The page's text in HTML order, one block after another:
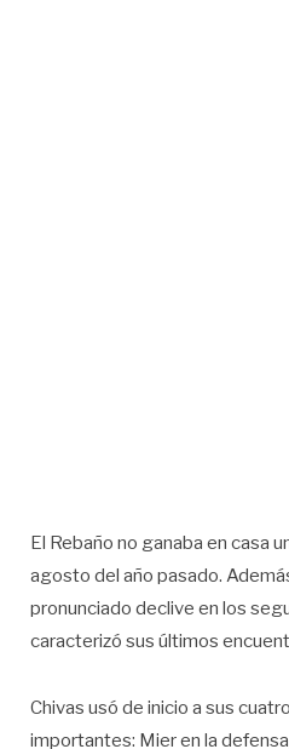
El Rebaño no ganaba en casa
agosto del año pasado.
pronunciado declive en los
caracterizó sus últimos
Chivas usó de inicio a sus
importantes: Mier en la